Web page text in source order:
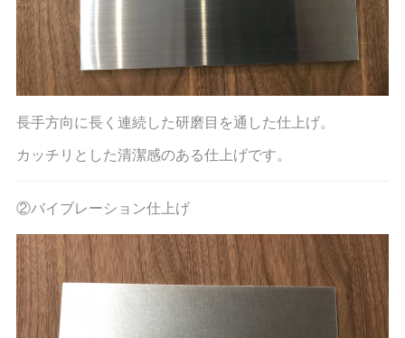
長手方向に長く連続した研磨目を通した仕上げ。
カッチリとした清潔感のある仕上げです。
②バイブレーション仕上げ